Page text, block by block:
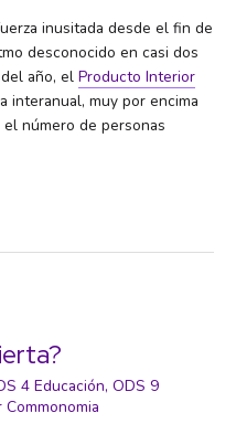
inusitada desde el fin de
desconocido en casi dos
año, el Producto Interior
interanual, muy por encima
número de personas
4 Educación, ODS 9
Commonomia